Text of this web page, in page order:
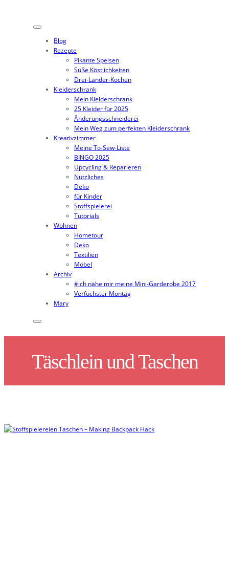
Blog
Rezepte
Pikante Speisen
Süße Köstlichkeiten
Drei-Länder-Kochen
Kleiderschrank
Mein Kleiderschrank
25 Kleider für 2025
Änderungsschneiderei
Mein Weg zum perfekten Kleiderschrank
Kreativzimmer
Meine To-Sew-Liste
BINGO 2025
Upcycling & Reparieren
Nützliches
Deko
für Kinder
Stoffspielerei
Tutorials
Wohnen
Hometour
Deko
Textilien
Möbel
Archiv
#ich nähe mir meine Mini-Garderobe 2017
Verfuchster Montag
Mary
Täschlein und Taschen